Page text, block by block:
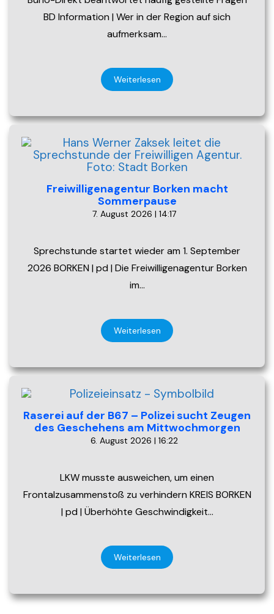
BD Information | Wer in der Region auf sich
aufmerksam…
Weiterlesen
Freiwilligenagentur Borken macht
Sommerpause
7. August 2026 | 14:17
Sprechstunde startet wieder am 1. September
2026 BORKEN | pd | Die Freiwilligenagentur Borken
im…
Weiterlesen
Raserei auf der B67 – Polizei sucht Zeugen
des Geschehens am Mittwochmorgen
6. August 2026 | 16:22
LKW musste ausweichen, um einen
Frontalzusammenstoß zu verhindern KREIS BORKEN
| pd | Überhöhte Geschwindigkeit…
Weiterlesen